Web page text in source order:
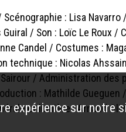
: Lisa
/ Son : Loïc Le Roux /
Candel / Costumes :
technique : Nicolas
/ Administration des
: Mathilde Gueguen
et lumière : Arnaud
expérience sur notre